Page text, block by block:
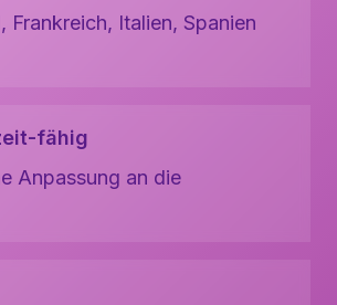
Frankreich, Italien, Spanien
fähig
Anpassung an die